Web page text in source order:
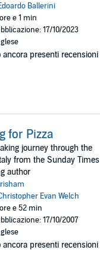
Ballerini
e 1 min
17/10/2023
ancora presenti recensioni
for Pizza
journey through the
from the Sunday Times
author
Evan Welch
e 52 min
17/10/2007
ancora presenti recensioni